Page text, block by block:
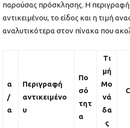
παρούσας πρόσκλησης. Η
αντικειμένου, το είδος και η τιμή
αναλυτικότερα στον πίνακα που
α
/
α
Περιγραφή
αντικειμένο
υ
Πο
σό
τητ
α
Τι
μή
Μο
νά
δα
ς